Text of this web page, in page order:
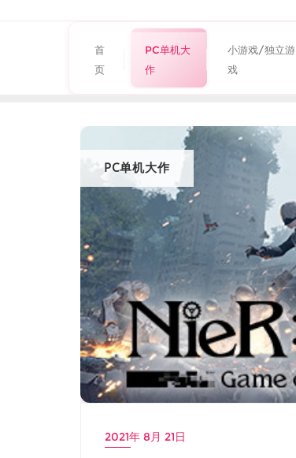
首
页
PC单机大
作
小游戏/独立游
戏
PC单机大作
2021年 8月 21日